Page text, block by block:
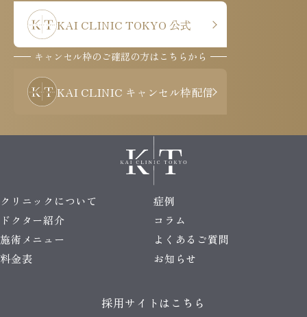
KAI CLINIC TOKYO 公式
キャンセル枠のご確認の方はこちらから
KAI CLINIC キャンセル枠配信
クリニックについて
ドクター紹介
施術メニュー
料金表
症例
コラム
よくあるご質問
お知らせ
採用サイトはこちら